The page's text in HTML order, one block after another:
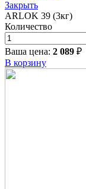
Закрыть
ARLOK 39 (3кг)
Количество
Ваша цена: 2 089 ₽
В корзину